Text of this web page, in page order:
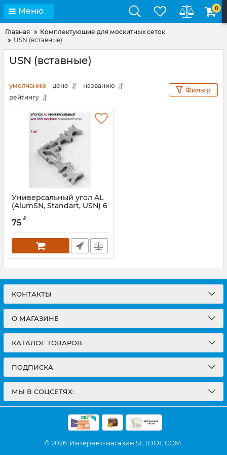
Меню 0
Главная
Комплектующие для москитных сеток
USN (вставные)
USN (вставные)
умолчанию цене
названию
рейтингу
Фильтр
Универсальный угол AL
(AlumSN, Standart, USN) 6
75 ₽
КОНТАКТЫ
О МАГАЗИНЕ
КАТАЛОГ ТОВАРОВ
ПОДПИСКА
МЫ В СОЦСЕТЯХ:
© 2026 Интернет-магазин SETDOL.COM